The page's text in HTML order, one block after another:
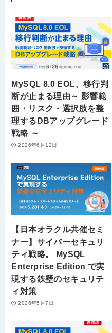
MySQL 8.0 EOL、移行判
断が止まる理由～ 影響範
囲・リスク・選択肢を整
理するDBアップグレード
戦略 ～
2026年6月12日
【日本オラクル共催セミ
ナー】サイバーセキュリ
ティ戦略。 MySQL
Enterprise Edition で実
現する鉄壁のセキュリテ
ィ対策
2026年5月7日